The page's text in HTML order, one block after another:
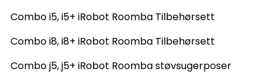
Combo i5, i5+ iRobot Roomba Tilbehørsett
Combo i8, i8+ iRobot Roomba Tilbehørsett
Combo j5, j5+ iRobot Roomba støvsugerposer